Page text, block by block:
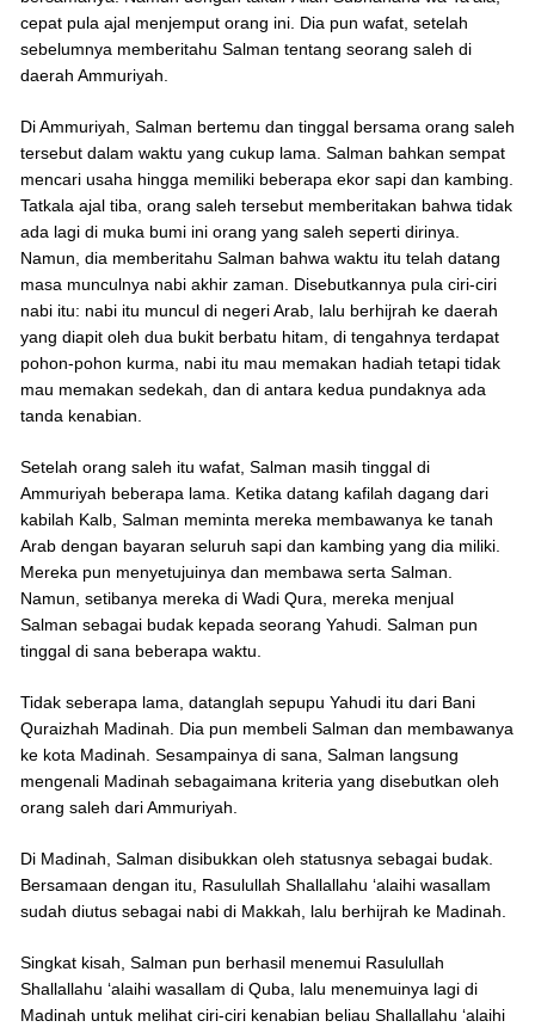
cepat pula ajal menjemput orang ini. Dia pun wafat, setelah
sebelumnya memberitahu Salman tentang seorang saleh di
daerah Ammuriyah.
Di Ammuriyah, Salman bertemu dan tinggal bersama orang saleh
tersebut dalam waktu yang cukup lama. Salman bahkan sempat
mencari usaha hingga memiliki beberapa ekor sapi dan kambing.
Tatkala ajal tiba, orang saleh tersebut memberitakan bahwa tidak
ada lagi di muka bumi ini orang yang saleh seperti dirinya.
Namun, dia memberitahu Salman bahwa waktu itu telah datang
masa munculnya nabi akhir zaman. Disebutkannya pula ciri-ciri
nabi itu: nabi itu muncul di negeri Arab, lalu berhijrah ke daerah
yang diapit oleh dua bukit berbatu hitam, di tengahnya terdapat
pohon-pohon kurma, nabi itu mau memakan hadiah tetapi tidak
mau memakan sedekah, dan di antara kedua pundaknya ada
tanda kenabian.
Setelah orang saleh itu wafat, Salman masih tinggal di
Ammuriyah beberapa lama. Ketika datang kafilah dagang dari
kabilah Kalb, Salman meminta mereka membawanya ke tanah
Arab dengan bayaran seluruh sapi dan kambing yang dia miliki.
Mereka pun menyetujuinya dan membawa serta Salman.
Namun, setibanya mereka di Wadi Qura, mereka menjual
Salman sebagai budak kepada seorang Yahudi. Salman pun
tinggal di sana beberapa waktu.
Tidak seberapa lama, datanglah sepupu Yahudi itu dari Bani
Quraizhah Madinah. Dia pun membeli Salman dan membawanya
ke kota Madinah. Sesampainya di sana, Salman langsung
mengenali Madinah sebagaimana kriteria yang disebutkan oleh
orang saleh dari Ammuriyah.
Di Madinah, Salman disibukkan oleh statusnya sebagai budak.
Bersamaan dengan itu, Rasulullah Shallallahu ‘alaihi wasallam
sudah diutus sebagai nabi di Makkah, lalu berhijrah ke Madinah.
Singkat kisah, Salman pun berhasil menemui Rasulullah
Shallallahu ‘alaihi wasallam di Quba, lalu menemuinya lagi di
Madinah untuk melihat ciri-ciri kenabian beliau Shallallahu ‘alaihi